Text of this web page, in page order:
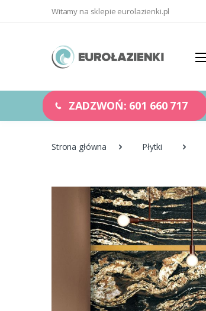
Witamy na sklepie eurolazienki.pl
ZADZWOŃ: 601 660 717
Strona główna Płytki